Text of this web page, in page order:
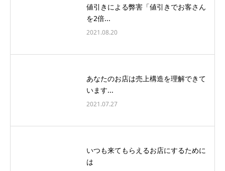
値引きによる弊害「値引きでお客さん
を2倍...
2021.08.20
あなたのお店は売上構造を理解できて
います...
2021.07.27
いつも来てもらえるお店にするために
は